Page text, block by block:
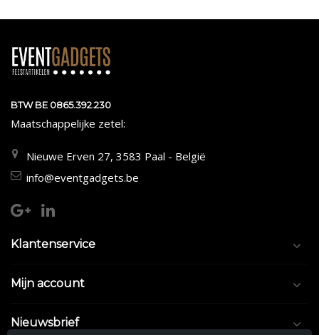
BTW BE 0865.392.230
Maatschappelijke zetel:
Nieuwe Erven 27, 3583 Paal - België
info@eventgadgets.be
Klantenservice
Mijn account
Nieuwsbrief